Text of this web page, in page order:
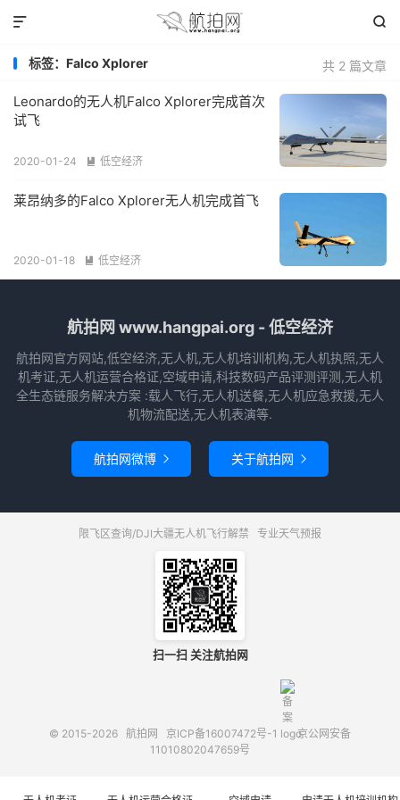


共 2 篇文章
标签：Falco Xplorer
Leonardo的无人机Falco Xplorer完成首次
试飞
2020-01-24  低空经济
莱昂纳多的Falco Xplorer无人机完成首飞
2020-01-18  低空经济
航拍网 www.hangpai.org - 低空经济
航拍网官方网站,低空经济,无人机,无人机培训机构,无人机执照,无人
机考证,无人机运营合格证,空域申请,科技数码产品评测评测,无人机
全生态链服务解决方案 :载人飞行,无人机送餐,无人机应急救援,无人
机物流配送,无人机表演等.
航拍网微博  关于航拍网 
限飞区查询/DJI大疆无人机飞行解禁 专业天气预报
扫一扫 关注航拍网
© 2015-2026 航拍网 京ICP备16007472号-1
京公网安备
11010802047659号